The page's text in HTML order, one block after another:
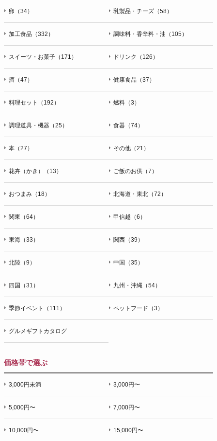
卵（34） 乳製品・チーズ（58）
加工食品（332） 調味料・香辛料・油（105）
スイーツ・お菓子（171） ドリンク（126）
酒（47） 健康食品（37）
料理セット（192） 燃料（3）
調理道具・機器（25） 食器（74）
本（27） その他（21）
花卉（かき）（13） ご飯のお供（7）
おつまみ（18） 北海道・東北（72）
関東（64） 甲信越（6）
東海（33） 関西（39）
北陸（9） 中国（35）
四国（31） 九州・沖縄（54）
季節イベント（111） ペットフード（3）
グルメギフトカタログ
価格帯で選ぶ
3,000円未満 3,000円〜
5,000円〜 7,000円〜
10,000円〜 15,000円〜